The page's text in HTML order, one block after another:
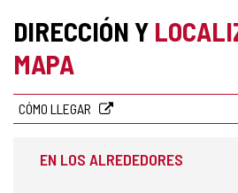
cuadernosturistas
DIRECCIÓN Y
MAPA
CÓMO LLEGAR
EN LOS ALREDEDORES